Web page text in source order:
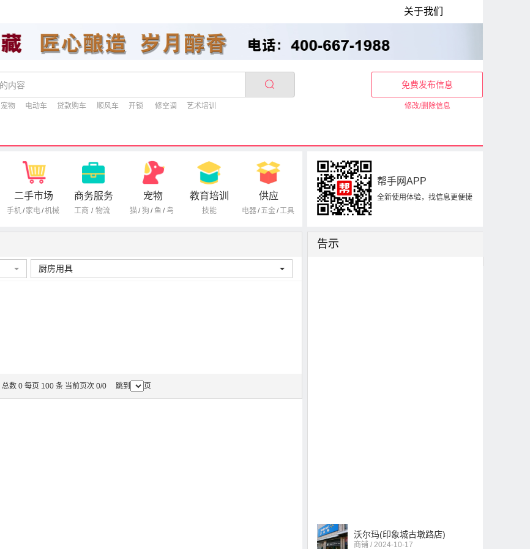
关于我们
宠物 电动车 贷款购车 顺风车 开锁 修空调 艺术培训
免费发布信息
修改/删除信息
二手市场
手机/ 家电/机械
商务服务
工商 / 物流
宠物
猫/ 狗 / 鱼 / 鸟
教育培训
技能
供应
电器/五金/工具
帮手网APP
全新使用体验，找信息更便捷
厨房用具
总数 0 每页 100 条 当前页次 0/0 跳到 页
告示
沃尔玛(印象城古墩路店)
商铺 / 2024-10-17